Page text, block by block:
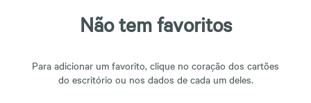
Não tem favoritos
Para adicionar um favorito, clique no coração dos cartões
do escritório ou nos dados de cada um deles.